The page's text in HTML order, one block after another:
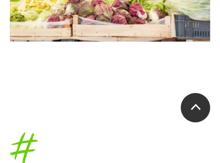
Accueil